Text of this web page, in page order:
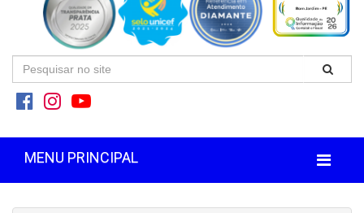
MENU PRINCIPAL